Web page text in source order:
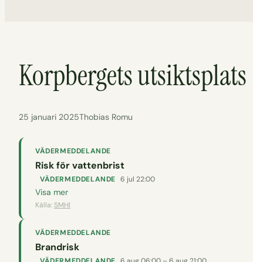
Korpbergets utsiktsplats
25 januari 2025Thobias Romu
VÄDERMEDDELANDE
Risk för vattenbrist
VÄDERMEDDELANDE 6 jul 22:00
Visa mer
Källa: SMHI
VÄDERMEDDELANDE
Brandrisk